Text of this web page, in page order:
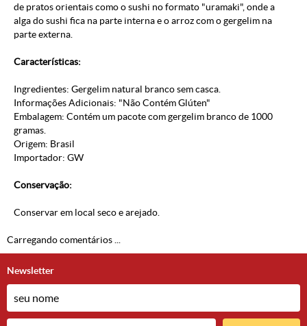
de pratos orientais como o sushi no formato "uramaki", onde a
alga do sushi fica na parte interna e o arroz com o gergelim na
parte externa.
Características:
Ingredientes: Gergelim natural branco sem casca.
Informações Adicionais: "Não Contém Glúten"
Embalagem: Contém um pacote com gergelim branco de 1000
gramas.
Origem: Brasil
Importador: GW
Conservação:
Conservar em local seco e arejado.
Carregando comentários ...
Newsletter